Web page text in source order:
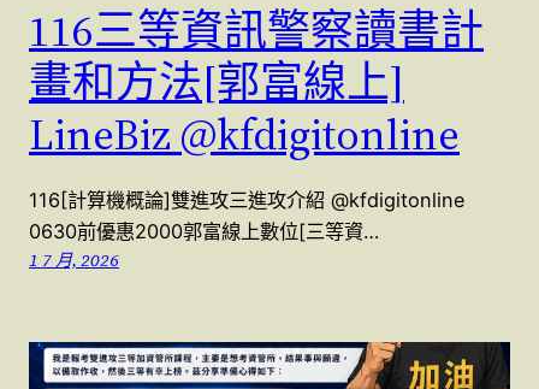
116三等資訊警察讀書計
畫和方法[郭富線上]
LineBiz @kfdigitonline
116[計算機概論]雙進攻三進攻介紹 @kfdigitonline
0630前優惠2000郭富線上數位[三等資…
1 7 月, 2026